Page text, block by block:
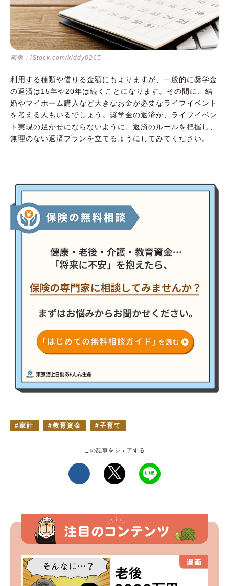
画像：iStock.com/kiddy0265
利用する種類や借りる金額にもよりますが、一般的に奨学金
の返済は15年や20年は続くことになります。その間に、結
婚やマイホーム購入など大きなお金が必要なライフイベント
を考える人もいるでしょう。奨学金の返済が、ライフイベン
ト実現の足かせにならないように、返済のルールを把握し、
無理のない返済プランを立てるようにしてみてください。
家計 教育資金 子育て